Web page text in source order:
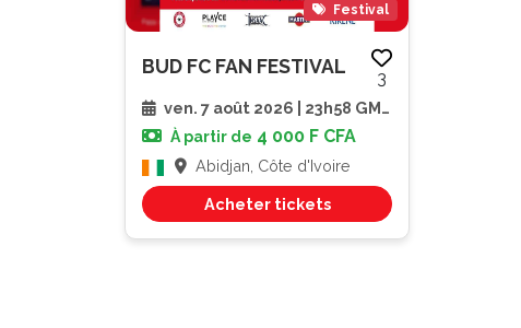
Festival
BUD FC FAN FESTIVAL
3
ven. 7 août 2026 | 23h58 GMT
À partir de 4 000 F CFA
Abidjan, Côte d'Ivoire
Acheter tickets